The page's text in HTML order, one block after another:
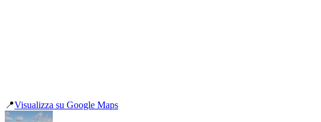
📍Visualizza su Google Maps